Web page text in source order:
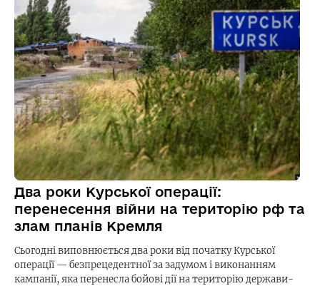
Два роки Курської операції:
перенесення війни на територію рф та
злам планів Кремля
Сьогодні виповнюється два роки від початку Курської
операції — безпрецедентної за задумом і виконанням
кампанії, яка перенесла бойові дії на територію держави-